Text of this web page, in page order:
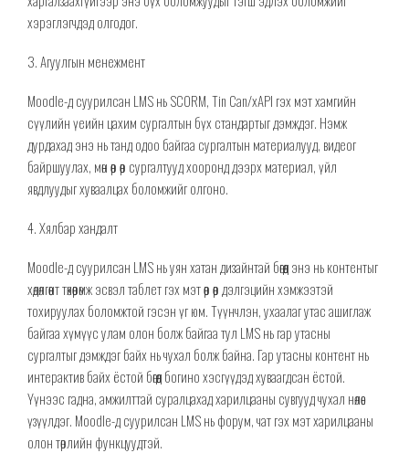
хэрэглэгчдэд олгодог.
3. Агуулгын менежмент
Moodle-д суурилсан LMS нь SCORM, Tin Can/xAPI гэх мэт хамгийн
сүүлийн үеийн цахим сургалтын бүх стандартыг дэмждэг. Нэмж
дурдахад энэ нь танд одоо байгаа сургалтын материалууд, видеог
байршуулах, мөнөөр өөр сургалтууд хооронд дээрх материал, үйл
явдлуудыг хуваалцах боломжийг олгоно.
4. Хялбархандалт
Moodle-д суурилсан LMS ньуян хатан дизайнтай бөгөөд энэ нь контентыг
хөдөлгөөнт төхөөрөмж эсвэл таблет гэх мэт өөр өөр дэлгэцийн хэмжээтэй
тохируулах боломжтой гэсэн үг юм. Түүнчлэн, ухаалаг утасашиглаж
байгаа хүмүүс улам олон болж байгаа тул LMS нь гар утасны
сургалтыг дэмждэг байх нь чухал болж байна. Гар утасны контент нь
интерактив байх ёстой бөгөөд богинохэсгүүдэд хуваагдсан ёстой.
Үүнээс гадна,амжилттай суралцахад харилцааны сувгууд чухал нөлөө
үзүүлдэг. Moodle-д суурилсан LMS ньфорум, чат гэх мэт харилцааны
олон төрлийн функцуудтэй.